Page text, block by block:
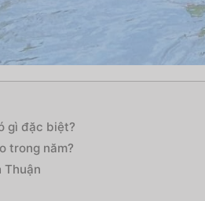
gì đặc biệt?
trong năm?
Thuận